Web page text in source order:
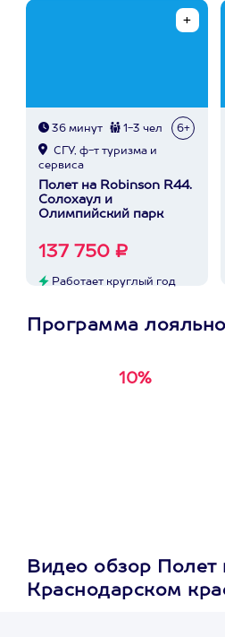
36 минут 1-3 чел 6+
СГУ, ф-т туризма и
сервиса
Полет на Robinson R44.
Солохаул и
Олимпийский парк
137 750 ₽
Работает круглый год
Программа
10%
Видео обзор Полет
Краснодарском